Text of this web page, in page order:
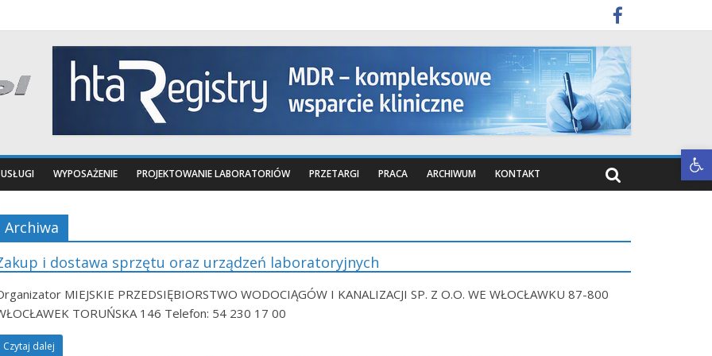
Otwórz pasek narzędzi
USŁUGI WYPOSAŻENIE PROJEKTOWANIE LABORATORIÓW PRZETARGI PRACA ARCHIWUM KONTAKT
Archiwa
i dostawa sprzętu oraz urządzeń laboratoryjnych
MIEJSKIE PRZEDSIĘBIORSTWO WODOCIĄGÓW I KANALIZACJI SP. Z O.O. WE WŁOCŁAWKU 87-800
TORUŃSKA 146 Telefon: 54 230 17 00
Czytaj dalej